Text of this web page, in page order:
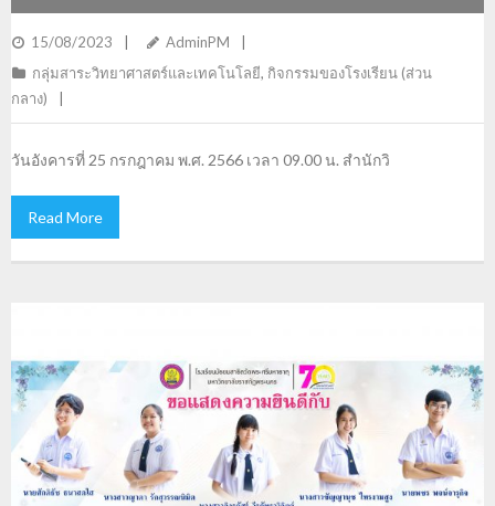
15/08/2023
AdminPM
กลุ่มสาระวิทยาศาสตร์และเทคโนโลยี, กิจกรรมของโรงเรียน (ส่วน
กลาง)
วันอังคารที่ 25 กรกฎาคม พ.ศ. 2566 เวลา 09.00 น. สำนักวิ
Read More